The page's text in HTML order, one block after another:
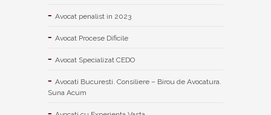
Avocat penalist in 2023
Avocat Procese Dificile
Avocat Specializat CEDO
Avocati Bucuresti. Consiliere – Birou de Avocatura.
Suna Acum